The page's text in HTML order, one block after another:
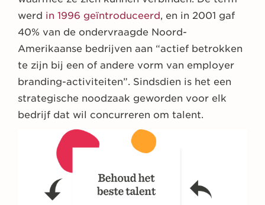
werd in 1996 geïntroduceerd, en in 2001 gaf
40% van de ondervraagde Noord-
Amerikaanse bedrijven aan “actief betrokken
te zijn bij een of andere vorm van employer
branding-activiteiten”. Sindsdien is het een
strategische noodzaak geworden voor elk
bedrijf dat wil concurreren om talent.